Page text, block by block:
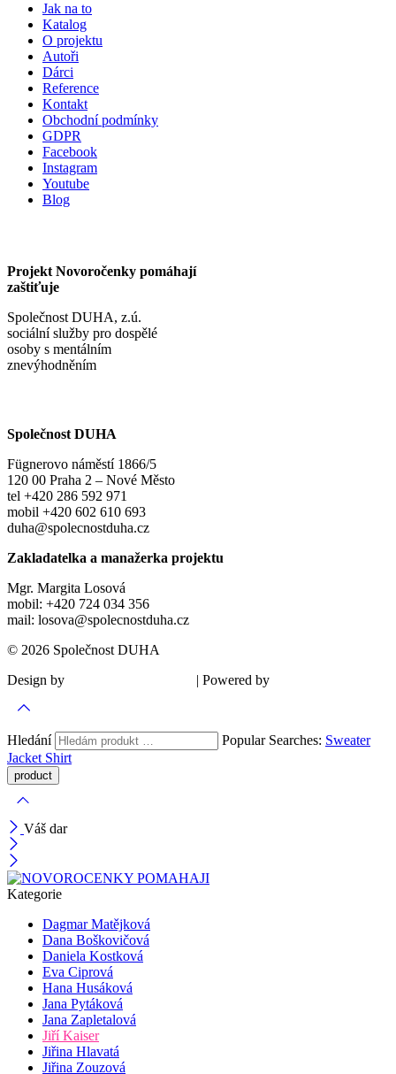
Jak na to
Katalog
O projektu
Autoři
Dárci
Reference
Kontakt
Obchodní podmínky
GDPR
Facebook
Instagram
Youtube
Blog
Projekt Novoročenky pomáhají
zaštiťuje
Společnost DUHA, z.ú.
sociální služby pro dospělé
osoby s mentálním
znevýhodněním
Společnost DUHA
Fügnerovo náměstí 1866/5
120 00 Praha 2 – Nové Město
tel +420 286 592 971
mobil +420 602 610 693
duha@spolecnostduha.cz
Zakladatelka a manažerka projektu
Mgr. Margita Losová
mobil: +420 724 034 356
mail: losova@spolecnostduha.cz
© 2026 Společnost DUHA
Design by
| Powered by
Hledání Popular Searches: Sweater
Jacket Shirt
Váš dar
Kategorie
Dagmar Matějková
Dana Boškovičová
Daniela Kostková
Eva Ciprová
Hana Husáková
Jana Pytáková
Jana Zapletalová
Jiří Kaiser
Jiřina Hlavatá
Jiřina Zouzová